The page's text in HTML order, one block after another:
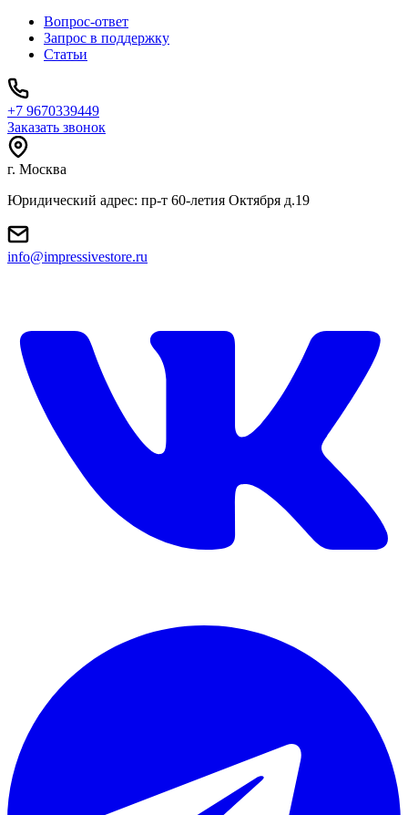
Вопрос-ответ
Запрос в поддержку
Статьи
+7 9670339449
Заказать звонок
г. Москва
Юридический адрес: пр-т 60-летия Октября д.19
info@impressivestore.ru